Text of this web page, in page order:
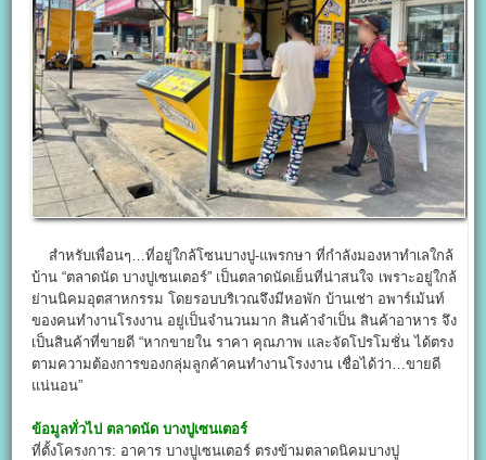
สำหรับเพื่อนๆ…ที่อยู่ใกล้โซนบางปู-แพรกษา ที่กำลังมองหาทำเลใกล้
บ้าน “ตลาดนัด บางปูเซนเตอร์” เป็นตลาดนัดเย็นที่น่าสนใจ เพราะอยู่ใกล้
ย่านนิคมอุตสาหกรรม โดยรอบบริเวณจึงมีหอพัก บ้านเช่า อพาร์เม้นท์
ของคนทำงานโรงงาน อยู่เป็นจำนวนมาก สินค้าจำเป็น สินค้าอาหาร จึง
เป็นสินค้าที่ขายดี “หากขายใน ราคา คุณภาพ และจัดโปรโมชั่น ได้ตรง
ตามความต้องการของกลุ่มลูกค้าคนทำงานโรงงาน เชื่อได้ว่า…ขายดี
แน่นอน”
ข้อมูลทั่วไป ตลาดนัด บางปูเซนเตอร์
ที่ตั้งโครงการ: อาคาร บางปูเซนเตอร์ ตรงข้ามตลาดนิคมบางปู